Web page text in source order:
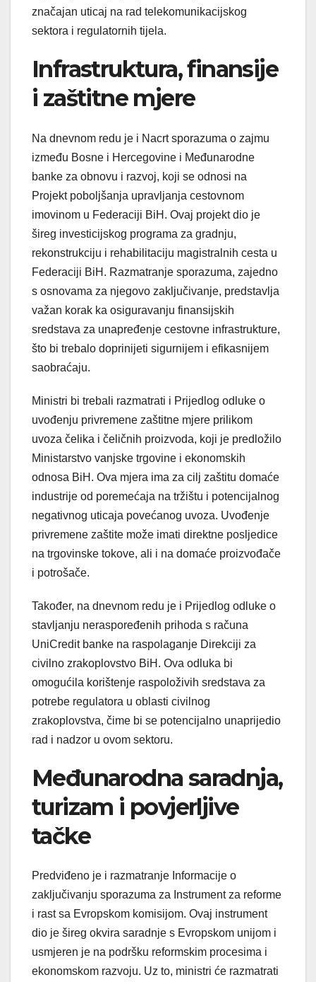
značajan uticaj na rad telekomunikacijskog
sektora i regulatornih tijela.
Infrastruktura, finansije
i zaštitne mjere
Na dnevnom redu je i Nacrt sporazuma o zajmu
između Bosne i Hercegovine i Međunarodne
banke za obnovu i razvoj, koji se odnosi na
Projekt poboljšanja upravljanja cestovnom
imovinom u Federaciji BiH. Ovaj projekt dio je
šireg investicijskog programa za gradnju,
rekonstrukciju i rehabilitaciju magistralnih cesta u
Federaciji BiH. Razmatranje sporazuma, zajedno
s osnovama za njegovo zaključivanje, predstavlja
važan korak ka osiguravanju finansijskih
sredstava za unapređenje cestovne infrastrukture,
što bi trebalo doprinijeti sigurnijem i efikasnijem
saobraćaju.
Ministri bi trebali razmatrati i Prijedlog odluke o
uvođenju privremene zaštitne mjere prilikom
uvoza čelika i čeličnih proizvoda, koji je predložilo
Ministarstvo vanjske trgovine i ekonomskih
odnosa BiH. Ova mjera ima za cilj zaštitu domaće
industrije od poremećaja na tržištu i potencijalnog
negativnog uticaja povećanog uvoza. Uvođenje
privremene zaštite može imati direktne posljedice
na trgovinske tokove, ali i na domaće proizvođače
i potrošače.
Također, na dnevnom redu je i Prijedlog odluke o
stavljanju neraspoređenih prihoda s računa
UniCredit banke na raspolaganje Direkciji za
civilno zrakoplovstvo BiH. Ova odluka bi
omogućila korištenje raspoloživih sredstava za
potrebe regulatora u oblasti civilnog
zrakoplovstva, čime bi se potencijalno unaprijedio
rad i nadzor u ovom sektoru.
Međunarodna saradnja,
turizam i povjerljive
tačke
Predviđeno je i razmatranje Informacije o
zaključivanju sporazuma za Instrument za reforme
i rast sa Evropskom komisijom. Ovaj instrument
dio je šireg okvira saradnje s Evropskom unijom i
usmjeren je na podršku reformskim procesima i
ekonomskom razvoju. Uz to, ministri će razmatrati